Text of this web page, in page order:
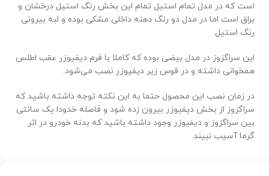
است که در مدل تمام استیل تمام این بخش رنگ استیل درخشان و
براق است اما در مدل دو رنگ دهنه داخلی مشکی بوده و لبه بیرونی
رنگ استیل.
این سراگزوز در مدل بیضی بوده که کاملا با فرم دیفیوزر عقب اطلس
همخوانی داشته و در قوس زیر دیفیوزر نصب می‌شود.
در زمان نصب این محصول حتما به این نکته توجه داشته باشید که
سراگزوز از بخش دیفیوزر بیرون زده شود و فاصله خدودا یک سانتی
بین سراگزوز و دیفیوزر وجود داشته باشید که بدنه خودرو در اثر
گرما آسیب نبیند.